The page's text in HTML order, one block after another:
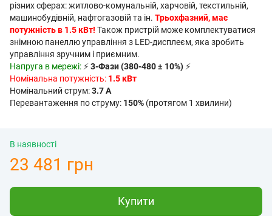
різних сферах: житлово-комунальній, харчовій, текстильній,
машинобудівній, нафтогазовій та ін. Трьохфазний, має
потужність в 1.5 кВт! Також пристрій може комплектуватися
знімною панеллю управління з LED-дисплеєм, яка зробить
управління зручним і приємним.
Напруга в мережі: ⚡ 3-Фази (380-480 ± 10%) ⚡
Номінальна потужність: 1.5 кВт
Номінальний струм:3.7 А
Перевантаження по струму: 150% (протягом 1 хвилини)
В наявності
23 481 грн
Купити